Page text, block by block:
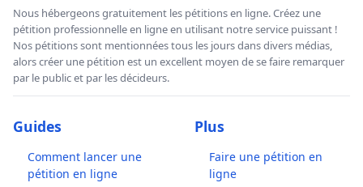
Nous hébergeons gratuitement les pétitions en ligne. Créez une
pétition professionnelle en ligne en utilisant notre service puissant !
Nos pétitions sont mentionnées tous les jours dans divers médias,
alors créer une pétition est un excellent moyen de se faire remarquer
par le public et par les décideurs.
Guides
Comment lancer une
pétition en ligne
Plus
Faire une pétition en
ligne